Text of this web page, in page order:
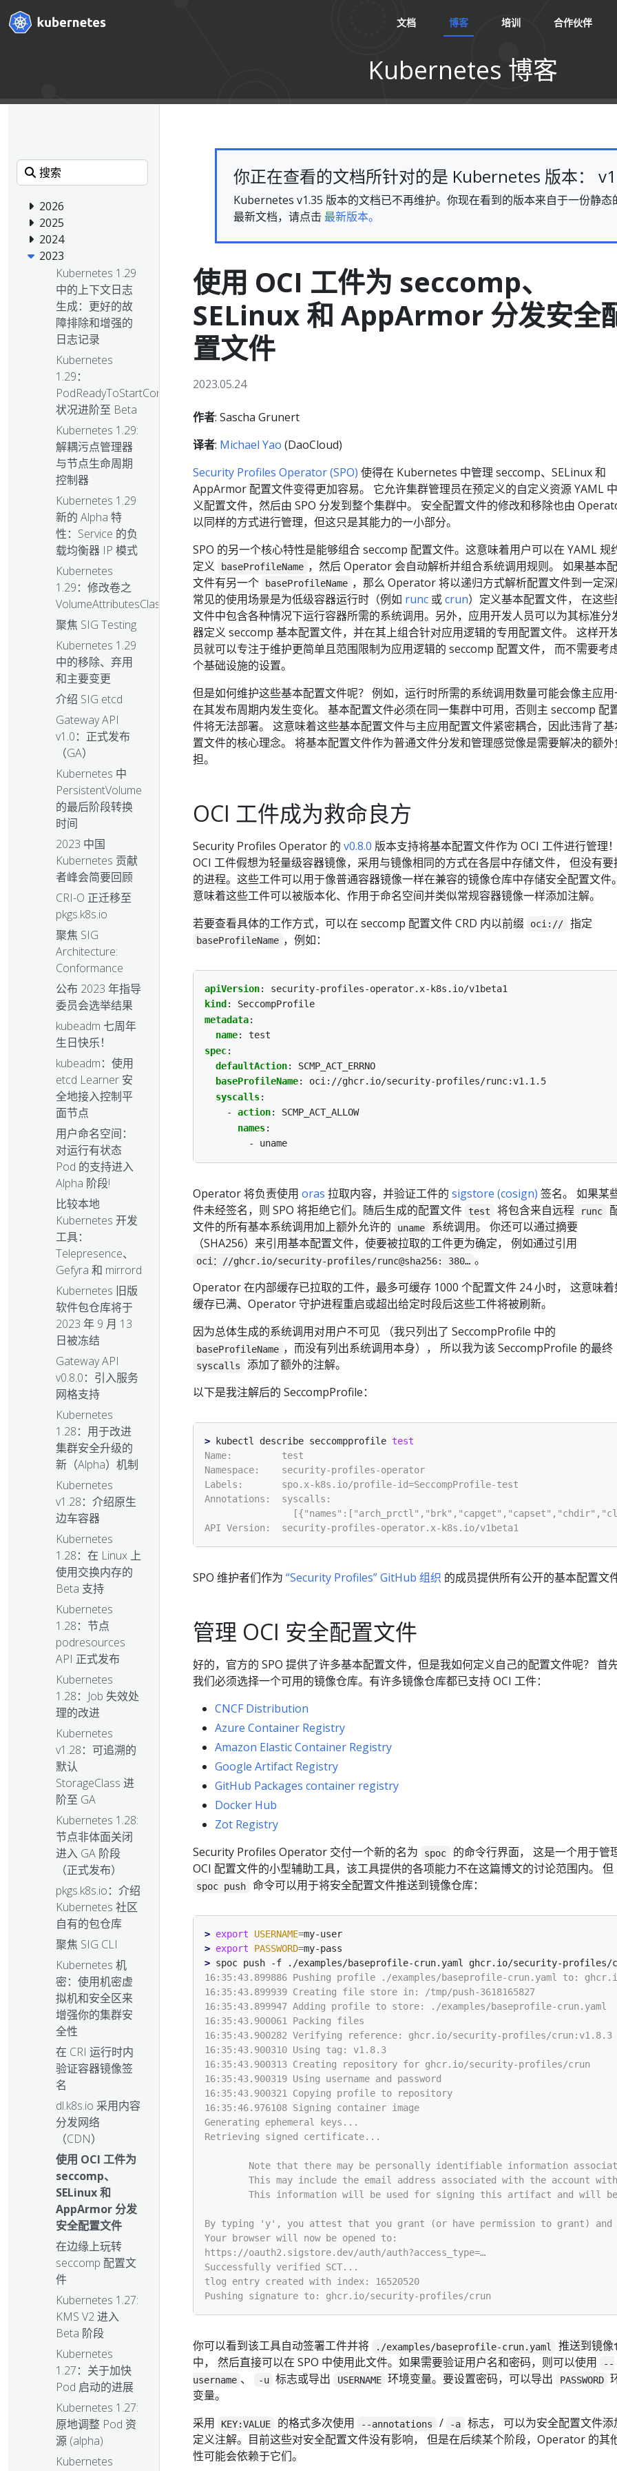
文档 博客 培训 合作伙伴
Kubernetes 博客
2026
2025
2024
2023
Kubernetes 1.29
中的上下文日志
生成：更好的故
障排除和增强的
日志记录
Kubernetes
1.29：
PodReadyToStartContainers
状况进阶至 Beta
Kubernetes 1.29:
解耦污点管理器
与节点生命周期
控制器
Kubernetes 1.29
新的 Alpha 特
性：Service 的负
载均衡器 IP 模式
Kubernetes
1.29：修改卷之
VolumeAttributesClass
聚焦 SIG Testing
Kubernetes 1.29
中的移除、弃用
和主要变更
介绍 SIG etcd
Gateway API
v1.0：正式发布
（GA）
Kubernetes 中
PersistentVolume
的最后阶段转换
时间
2023 中国
Kubernetes 贡献
者峰会简要回顾
CRI-O 正迁移至
pkgs.k8s.io
聚焦 SIG
Architecture:
Conformance
公布 2023 年指导
委员会选举结果
kubeadm 七周年
生日快乐！
kubeadm：使用
etcd Learner 安
全地接入控制平
面节点
用户命名空间：
对运行有状态
Pod 的支持进入
Alpha 阶段!
比较本地
Kubernetes 开发
工具：
Telepresence、
Gefyra 和 mirrord
Kubernetes 旧版
软件包仓库将于
2023 年 9 月 13
日被冻结
Gateway API
v0.8.0：引入服务
网格支持
Kubernetes
1.28：用于改进
集群安全升级的
新（Alpha）机制
Kubernetes
v1.28：介绍原生
边车容器
Kubernetes
1.28：在 Linux 上
使用交换内存的
Beta 支持
Kubernetes
1.28：节点
podresources
API 正式发布
Kubernetes
1.28：Job 失效处
理的改进
Kubernetes
v1.28：可追溯的
默认
StorageClass 进
阶至 GA
Kubernetes 1.28:
节点非体面关闭
进入 GA 阶段
（正式发布）
pkgs.k8s.io：介绍
Kubernetes 社区
自有的包仓库
聚焦 SIG CLI
Kubernetes 机
密：使用机密虚
拟机和安全区来
增强你的集群安
全性
在 CRI 运行时内
验证容器镜像签
名
dl.k8s.io 采用内容
分发网络
（CDN）
使用 OCI 工件为
seccomp、
SELinux 和
AppArmor 分发
安全配置文件
在边缘上玩转
seccomp 配置文
件
Kubernetes 1.27:
KMS V2 进入
Beta 阶段
Kubernetes
1.27：关于加快
Pod 启动的进展
Kubernetes 1.27:
原地调整 Pod 资
源 (alpha)
Kubernetes
你正在查看的文档所针对的是 Kubernetes 版本：
Kubernetes v1.35 版本的文档已不再维护。你现在看到的版本来自于一份静态
最新文档，请点击 最新版本。
使用 OCI 工件为 seccomp、
SELinux 和 AppArmor 分发安全
置文件
2023.05.24
作者: Sascha Grunert
译者: Michael Yao (DaoCloud)
Security Profiles Operator (SPO) 使得在 Kubernetes 中管理 seccomp、SELinux 和
AppArmor 配置文件变得更加容易。 它允许集群管理员在预定义的自定义资源 YAML
义配置文件，然后由 SPO 分发到整个集群中。 安全配置文件的修改和移除也由
以同样的方式进行管理，但这只是其能力的一小部分。
SPO 的另一个核心特性是能够组合 seccomp 配置文件。这意味着用户可以在 YAML 规
定义
baseProfileName ，然后 Operator 会自动解析并组合系统调用规则。 如果基本
文件有另一个
baseProfileName ，那么 Operator 将以递归方式解析配置文件到一定
常见的使用场景是为低级容器运行时（例如 runc 或crun）定义基本配置文件， 在这
文件中包含各种情况下运行容器所需的系统调用。另外，应用开发人员可以为其标准分
器定义 seccomp 基本配置文件，并在其上组合针对应用逻辑的专用配置文件。 这样开
员就可以专注于维护更简单且范围限制为应用逻辑的 seccomp 配置文件， 而不需要考
个基础设施的设置。
但是如何维护这些基本配置文件呢？ 例如，运行时所需的系统调用数量可能会像主应
在其发布周期内发生变化。 基本配置文件必须在同一集群中可用，否则主 seccomp 配
件将无法部署。 这意味着这些基本配置文件与主应用配置文件紧密耦合，因此违背了
置文件的核心理念。 将基本配置文件作为普通文件分发和管理感觉像是需要解决的额外
担。
OCI 工件成为救命良方
Security Profiles Operator 的 v0.8.0 版本支持将基本配置文件作为 OCI 工件进行管理
OCI 工件假想为轻量级容器镜像，采用与镜像相同的方式在各层中存储文件， 但没有要
的进程。这些工件可以用于像普通容器镜像一样在兼容的镜像仓库中存储安全配置文件
意味着这些工件可以被版本化、作用于命名空间并类似常规容器镜像一样添加注解。
若要查看具体的工作方式，可以在 seccomp 配置文件 CRD 内以前缀
oci:// 指定
baseProfileName ，例如：
apiVersion:
security-profiles-operator.x-k8s.io/v1beta1
kind :
SeccompProfile
metadata:
name:
test
spec:
defaultAction:
SCMP_ACT_ERRNO
baseProfileName:
oci://ghcr.io/security-profiles/runc:v1.1.5
syscalls:
- action:
SCMP_ACT_ALLOW
names:
- uname
Operator 将负责使用 oras 拉取内容，并验证工件的 sigstore (cosign) 签名。 如果某
件未经签名，则 SPO 将拒绝它们。随后生成的配置文件 test 将包含来自远程 runc
文件的所有基本系统调用加上额外允许的
uname
系统调用。 你还可以通过摘要
（SHA256）来引用基本配置文件，使要被拉取的工件更为确定， 例如通过引用
oci：//ghcr.io/security-profiles/runc@sha256: 380… 。
Operator 在内部缓存已拉取的工件，最多可缓存 1000 个配置文件 24 小时， 这意味着
缓存已满、Operator 守护进程重启或超出给定时段后这些工件将被刷新。
因为总体生成的系统调用对用户不可见 （我只列出了 SeccompProfile 中的
baseProfileName ，而没有列出系统调用本身）， 所以我为该 SeccompProfile 的最终
syscalls
添加了额外的注解。
以下是我注解后的 SeccompProfile：
> kubectl describe seccompprofile test
SPO 维护者们作为 “Security Profiles” GitHub 组织 的成员提供所有公开的基本配置文
管理 OCI 安全配置文件
好的，官方的 SPO 提供了许多基本配置文件，但是我如何定义自己的配置文件呢？ 首
我们必须选择一个可用的镜像仓库。有许多镜像仓库都已支持 OCI 工件：
CNCF Distribution
Azure Container Registry
Amazon Elastic Container Registry
Google Artifact Registry
GitHub Packages container registry
Docker Hub
Zot Registry
Security Profiles Operator 交付一个新的名为
spoc
的命令行界面， 这是一个用于管
OCI 配置文件的小型辅助工具，该工具提供的各项能力不在这篇博文的讨论范围内。 但
spoc push 命令可以用于将安全配置文件推送到镜像仓库：
> export USERNAME=
> export PASSWORD=
>
你可以看到该工具自动签署工件并将 ./examples/baseprofile-crun.yaml
推送到镜像
中， 然后直接可以在 SPO 中使用此文件。如果需要验证用户名和密码，则可以使用
--
username 、 -u 标志或导出 USERNAME 环境变量。要设置密码，可以导出 PASSWORD
变量。
采用
KEY:VALUE 的格式多次使用 --annotations / -a
标志， 可以为安全配置文件添
定义注解。目前这些对安全配置文件没有影响， 但是在后续某个阶段，Operator 的其
性可能会依赖于它们。